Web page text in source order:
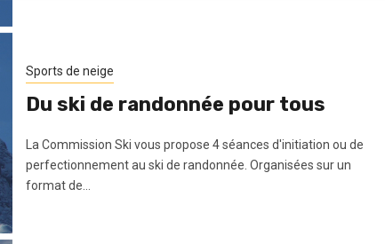
Sports de neige
Du ski de randonnée pour tous
La Commission Ski vous propose 4 séances d'initiation ou de
perfectionnement au ski de randonnée. Organisées sur un
format de...